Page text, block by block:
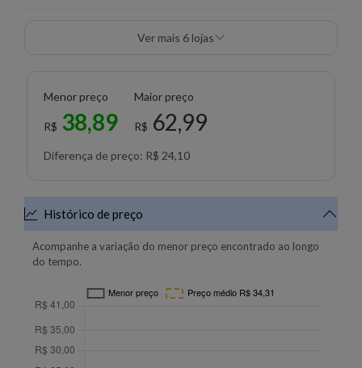
Ver mais 6 lojas
Menor preço
R$ 38,89
Maior preço
R$ 62,99
Diferença de preço: R$ 24,10
Histórico de preço
Acompanhe a variação do menor preço encontrado ao longo
do tempo.